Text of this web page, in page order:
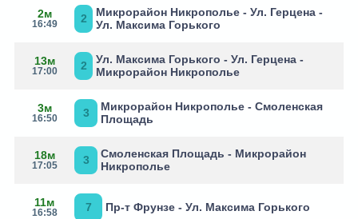
2м
16:49 2
Микрорайон Никрополье - Ул. Герцена -
Ул. Максима Горького
13м
17:00 2
Ул. Максима Горького - Ул. Герцена -
Микрорайон Никрополье
3м
16:50 3
Микрорайон Никрополье - Смоленская
Площадь
18м
17:05 3
Смоленская Площадь - Микрорайон
Никрополье
11м
16:58 7 Пр-т Фрунзе - Ул. Максима Горького